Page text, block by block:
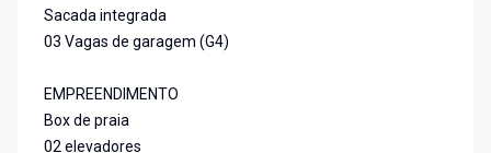
Sacada integrada
03 Vagas de garagem (G4)
EMPREENDIMENTO
Box de praia
02 elevadores